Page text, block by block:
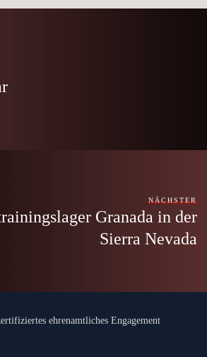
NÄCHSTER
Granada in der
Sierra Nevada